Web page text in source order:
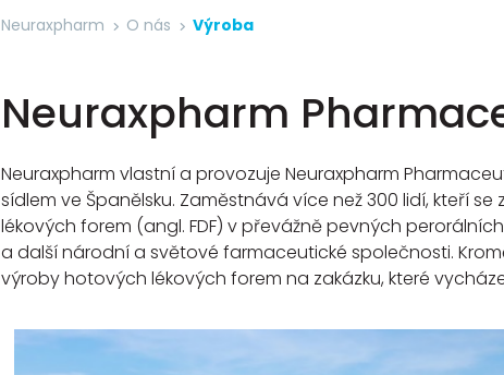
Neuraxpharm O nás Výroba
Neuraxpharm
Neuraxpharm vlastní a provozuje Neuraxpharm
sídlem ve Španělsku. Zaměstnává více než 300 lidí, kteří
lékových forem (angl. FDF) v převážně pevných
a další národní a světové farmaceutické společnosti.
výroby hotových lékových forem na zakázku, které